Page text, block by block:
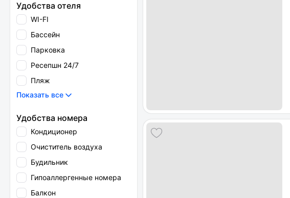
Удобства отеля
WI-FI
Бассейн
Парковка
Ресепшн 24/7
Пляж
Показать все
Удобства номера
Кондиционер
Очиститель воздуха
Будильник
Гипоаллергенные номера
Балкон